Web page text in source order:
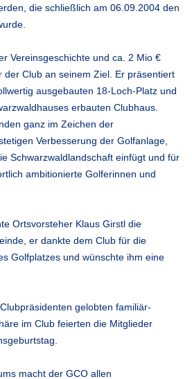
die schließlich am 06.09.2004 den
Vereinsgeschichte und ca. 2 Mio €
der Club an seinem Ziel. Er präsentiert
ausgebauten 18-Loch-Platz und
erbauten Clubhaus.
ganz im Zeichen der
Verbesserung der Golfanlage,
Schwarzwaldlandschaft einfügt und für
ambitionierte Golferinnen und
Ortsvorsteher Klaus Girstl die
er dankte dem Club für die
Golfplatzes und wünschte ihm eine
gelobten familiär-
im Club feierten die Mitglieder
macht der GCO allen